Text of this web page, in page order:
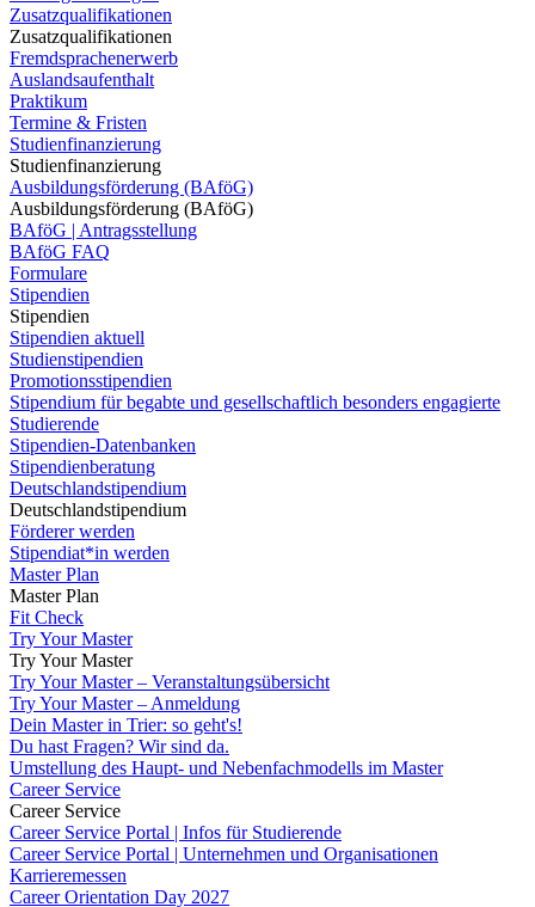
Zusatzqualifikationen
Zusatzqualifikationen
Fremdsprachenerwerb
Auslandsaufenthalt
Praktikum
Termine & Fristen
Studienfinanzierung
Studienfinanzierung
Ausbildungsförderung (BAföG)
Ausbildungsförderung (BAföG)
BAföG | Antragsstellung
BAföG FAQ
Formulare
Stipendien
Stipendien
Stipendien aktuell
Studienstipendien
Promotionsstipendien
Stipendium für begabte und gesellschaftlich besonders engagierte
Studierende
Stipendien-Datenbanken
Stipendienberatung
Deutschlandstipendium
Deutschlandstipendium
Förderer werden
Stipendiat*in werden
Master Plan
Master Plan
Fit Check
Try Your Master
Try Your Master
Try Your Master – Veranstaltungsübersicht
Try Your Master – Anmeldung
Dein Master in Trier: so geht's!
Du hast Fragen? Wir sind da.
Umstellung des Haupt- und Nebenfachmodells im Master
Career Service
Career Service
Career Service Portal | Infos für Studierende
Career Service Portal | Unternehmen und Organisationen
Karrieremessen
Career Orientation Day 2027